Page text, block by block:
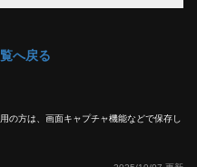
へ戻る
の方は、画面キャプチャ機能などで保存し
Handmade special cake
貸切創作居酒屋 ミタス